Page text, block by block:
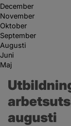
December
November
Oktober
September
Augusti
Juni
Maj
augusti